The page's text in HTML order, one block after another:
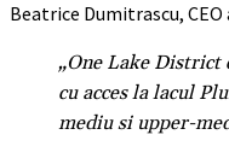
Beatrice Dumitrascu,
„One Lake District
cu acces la lacul
mediu si upper-